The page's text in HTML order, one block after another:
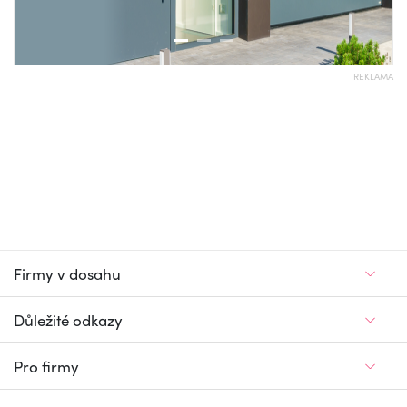
REKLAMA
Firmy v dosahu
Důležité odkazy
Pro firmy